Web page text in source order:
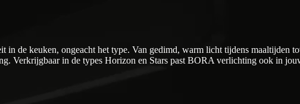
de keuken, ongeacht het type. Van gedimd, warm licht tijdens maaltijden
Verkrijgbaar in de types Horizon en Stars past BORA verlichting ook in